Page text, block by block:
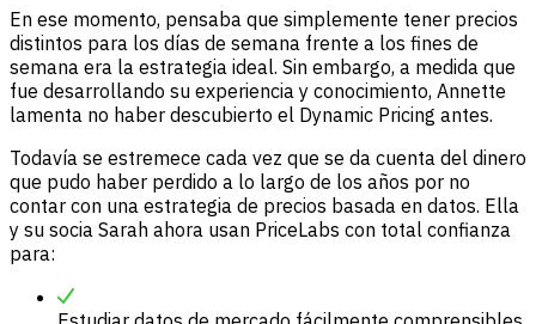
En ese momento, pensaba que simplemente tener precios
distintos para los días de semana frente a los fines de
semana era la estrategia ideal. Sin embargo, a medida que
fue desarrollando su experiencia y conocimiento, Annette
lamenta no haber descubierto el Dynamic Pricing antes.
Todavía se estremece cada vez que se da cuenta del dinero
que pudo haber perdido a lo largo de los años por no
contar con una estrategia de precios basada en datos. Ella
y su socia Sarah ahora usan PriceLabs con total confianza
para: